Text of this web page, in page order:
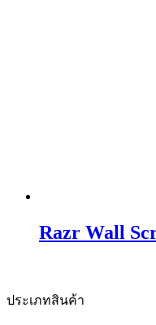
Razr Wall
ประเภทสินค้า